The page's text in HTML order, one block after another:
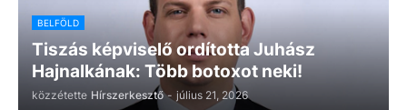
BELFÖLD
Tiszás képviselő ordította Juhász
Hajnalkának: Több botoxot neki!
közzétette Hírszerkesztő - július 21, 2026